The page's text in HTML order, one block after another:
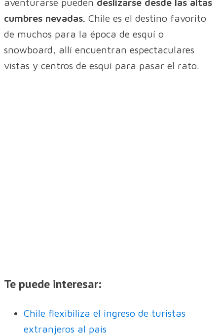
cumbres nevadas. Chile es el destino favorito
de muchos para la época de esquí o
snowboard, allí encuentran espectaculares
vistas y centros de esquí para pasar el rato.
Te puede interesar:
Chile flexibiliza el ingreso de turistas
extranjeros al país